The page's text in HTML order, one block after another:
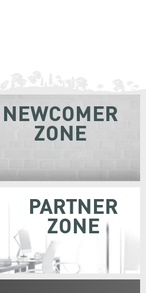
NEWCOMER
ZONE
PARTNER
ZONE